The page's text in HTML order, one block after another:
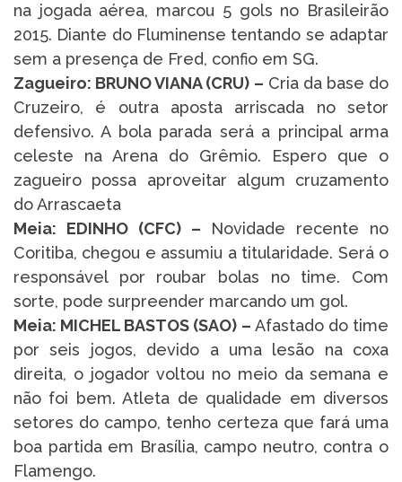
na jogada aérea, marcou 5 gols no Brasileirão
2015. Diante do Fluminense tentando se adaptar
sem a presença de Fred, confio em SG.
Zagueiro: BRUNO VIANA (CRU) – Cria da base do
Cruzeiro, é outra aposta arriscada no setor
defensivo. A bola parada será a principal arma
celeste na Arena do Grêmio. Espero que o
zagueiro possa aproveitar algum cruzamento
do Arrascaeta
Meia: EDINHO (CFC) – Novidade recente no
Coritiba, chegou e assumiu a titularidade. Será o
responsável por roubar bolas no time. Com
sorte, pode surpreender marcando um gol.
Meia: MICHEL BASTOS (SAO) – Afastado do time
por seis jogos, devido a uma lesão na coxa
direita, o jogador voltou no meio da semana e
não foi bem. Atleta de qualidade em diversos
setores do campo, tenho certeza que fará uma
boa partida em Brasília, campo neutro, contra o
Flamengo.